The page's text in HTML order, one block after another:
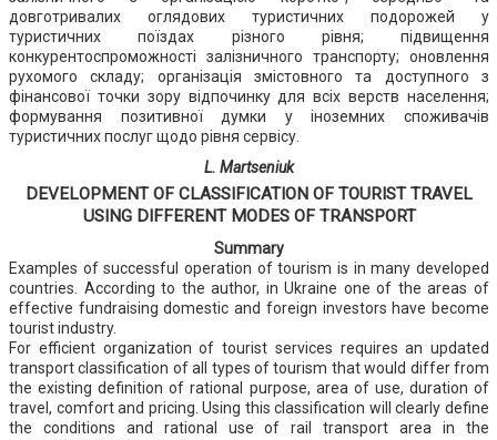
довготривалих оглядових туристичних подорожей у
туристичних поїздах різного рівня; підвищення
конкурентоспроможності залізничного транспорту; оновлення
рухомого складу; організація змістовного та доступного з
фінансової точки зору відпочинку для всіх верств населення;
формування позитивної думки у іноземних споживачів
туристичних послуг щодо рівня сервісу.
L. Martseniuk
DEVELOPMENT OF CLASSIFICATION OF TOURIST TRAVEL
USING DIFFERENT MODES OF TRANSPORT
Summary
Examples of successful operation of tourism is in many developed
countries. According to the author, in Ukraine one of the areas of
effective fundraising domestic and foreign investors have become
tourist industry.
For efficient organization of tourist services requires an updated
transport classification of all types of tourism that would differ from
the existing definition of rational purpose, area of use, duration of
travel, comfort and pricing. Using this classification will clearly define
the conditions and rational use of rail transport area in the